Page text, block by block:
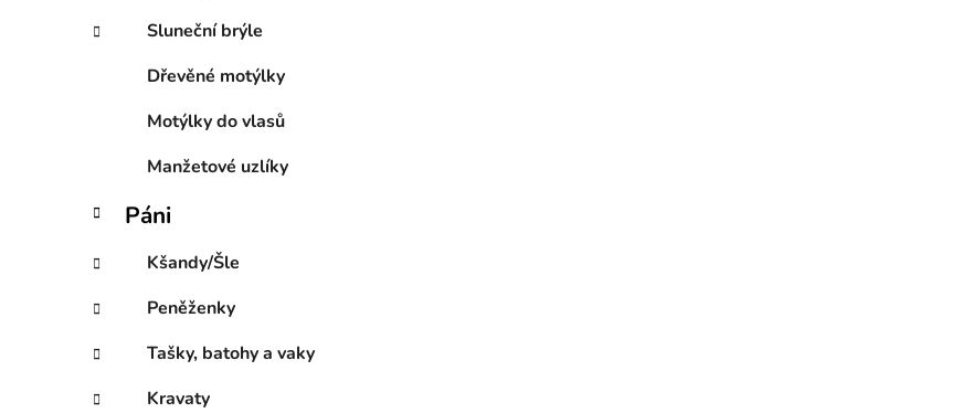
Sluneční brýle
Dřevěné motýlky
Motýlky do vlasů
Manžetové uzlíky
Páni
Kšandy/Šle
Peněženky
Tašky, batohy a vaky
Kravaty